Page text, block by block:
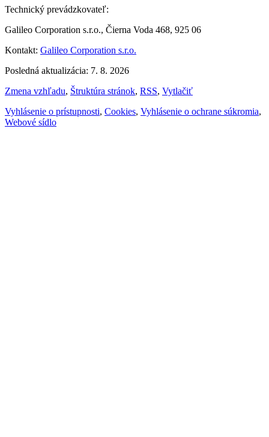
Technický prevádzkovateľ:
Galileo Corporation s.r.o., Čierna Voda 468, 925 06
Kontakt: Galileo Corporation s.r.o.
Posledná aktualizácia: 7. 8. 2026
Zmena vzhľadu, Štruktúra stránok, RSS, Vytlačiť
Vyhlásenie o prístupnosti, Cookies, Vyhlásenie o ochrane súkromia,
Webové sídlo